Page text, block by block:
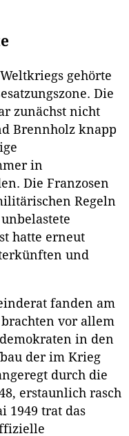
gehörte
Die
zunächst nicht
Brennholz knapp
in
Die Franzosen
Regeln
hatte erneut
und
fanden am
brachten vor allem
in den
der im Krieg
durch die
erstaunlich rasch
1949 trat das